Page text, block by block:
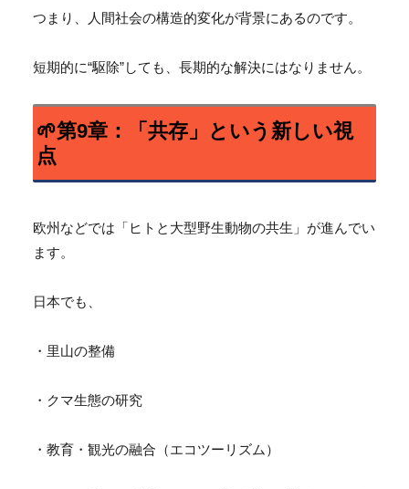
つまり、人間社会の構造的変化が背景にあるのです。
短期的に“駆除”しても、長期的な解決にはなりません。
🌱第9章：「共存」という新しい視
点
欧州などでは「ヒトと大型野生動物の共生」が進んでい
ます。
日本でも、
・里山の整備
・クマ生態の研究
・教育・観光の融合（エコツーリズム）